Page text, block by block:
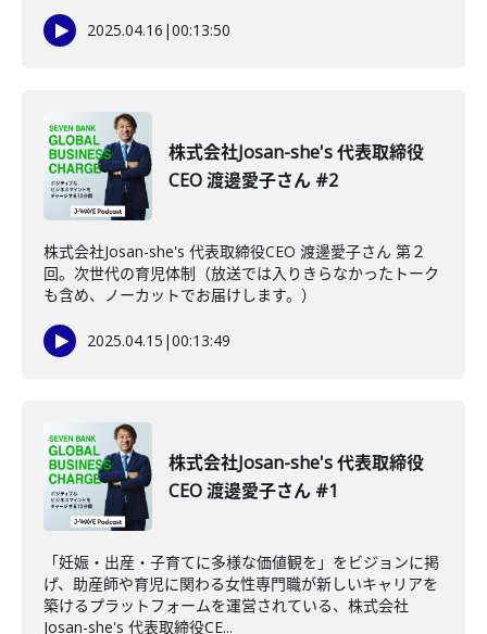
2025.04.16 |00:13:50
株式会社Josan-she's 代表取締役
CEO 渡邊愛子さん #2
株式会社Josan-she's 代表取締役CEO 渡邊愛子さん 第２
回。次世代の育児体制（放送では入りきらなかったトーク
も含め、ノーカットでお届けします。）
2025.04.15 |00:13:49
株式会社Josan-she's 代表取締役
CEO 渡邊愛子さん #1
「妊娠・出産・子育てに多様な価値観を」をビジョンに掲
げ、助産師や育児に関わる女性専門職が新しいキャリアを
築けるプラットフォームを運営されている、株式会社
Josan-she's 代表取締役CE...